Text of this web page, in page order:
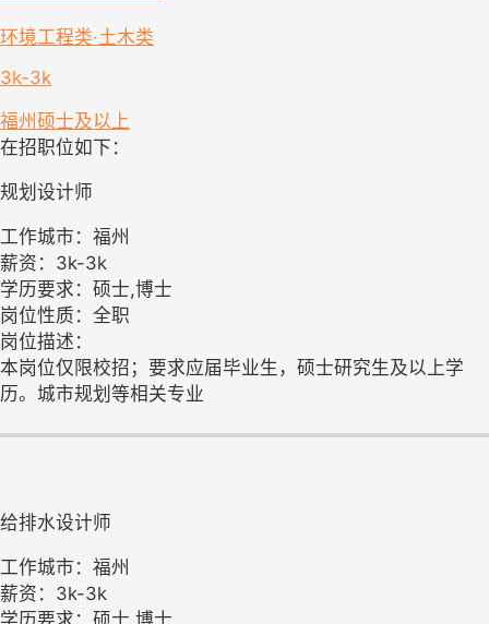
环境工程类·土木类
3k-3k
福州 硕士及以上
在招职位如下：
规划设计师
工作城市：福州
薪资：3k-3k
学历要求：硕士,博士
岗位性质：全职
岗位描述：
本岗位仅限校招；要求应届毕业生，硕士研究生及以上学
历。城市规划等相关专业
给排水设计师
工作城市：福州
薪资：3k-3k
学历要求：硕士,博士